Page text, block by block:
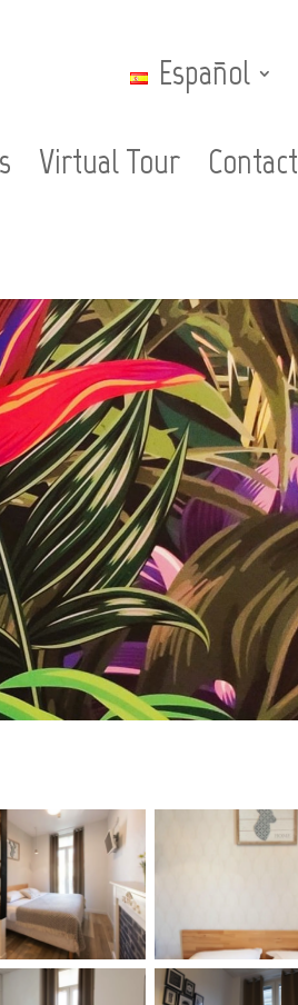
Virtual Tour Contact
Español